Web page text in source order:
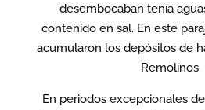
desembocaban tenía
contenido en sal. En este
acumularon los depósitos de
Remolinos.
En periodos excepcionales